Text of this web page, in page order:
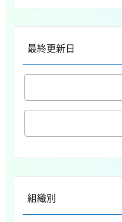
最終更新日
組織別